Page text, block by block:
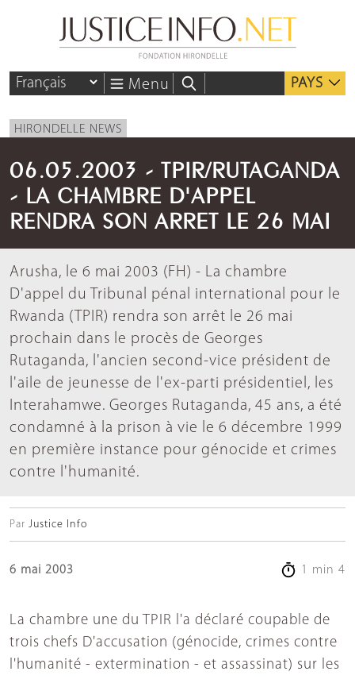
Menu PAYS
HIRONDELLE NEWS
06.05.2003 - TPIR/RUTAGANDA
- LA CHAMBRE D'APPEL
RENDRA SON ARRET LE 26 MAI
Arusha, le 6 mai 2003 (FH) - La chambre
D'appel du Tribunal pénal international pour le
Rwanda (TPIR) rendra son arrêt le 26 mai
prochain dans le procès de Georges
Rutaganda, l'ancien second-vice président de
l'aile de jeunesse de l'ex-parti présidentiel, les
Interahamwe. Georges Rutaganda, 45 ans, a été
condamné à la prison à vie le 6 décembre 1999
en première instance pour génocide et crimes
contre l'humanité.
Par Justice Info
6 mai 2003 1 min 4
La chambre une du TPIR l'a déclaré coupable de
trois chefs D'accusation (génocide, crimes contre
l'humanité - extermination - et assassinat) sur les